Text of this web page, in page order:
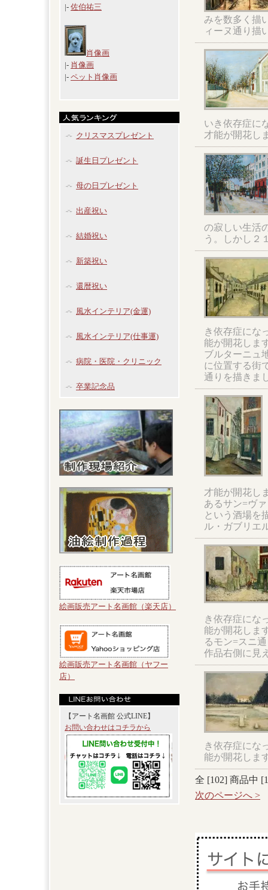
|- 佐伯祐三
肖像画
|- 肖像画
|- ペット肖像画
クリスマスプレゼント
誕生日プレゼント
母の日プレゼント
出産祝い
結婚祝い
新築祝い
還暦祝い
風水インテリア(金運)
風水インテリア(仕事運)
病院・医院・クリニック
卒業記念品
絵画販売アート名画館（楽天店）
絵画販売アート名画館（ヤフー
店）
【アート名画館 公式LINE】
お問い合わせはコチラから
みを数多く描
ィーヌ通り描
いき依存症に
才能が開花し
の寂しい生活
う。しかし２
き依存症にな
能が開花しま
ブルターニュ
に位置する街
通りを描きま
才能が開花し
あるサン=ヴ
という酒場を
ル・ガブリエ
き依存症にな
能が開花しま
るモン=スニ
作品右側に見
き依存症にな
能が開花しま
全 [102] 商品中 [1
次のページへ >